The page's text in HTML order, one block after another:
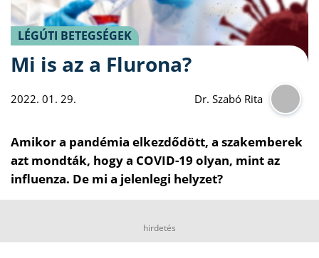
LÉGÚTI BETEGSÉGEK
Mi is az a Flurona?
2022. 01. 29. Dr. Szabó Rita
Amikor a pandémia elkezdődött, a szakemberek
azt mondták, hogy a COVID-19 olyan, mint az
influenza. De mi a jelenlegi helyzet?
hirdetés